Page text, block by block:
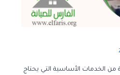
من الخدمات الأساسية التي يحتاج